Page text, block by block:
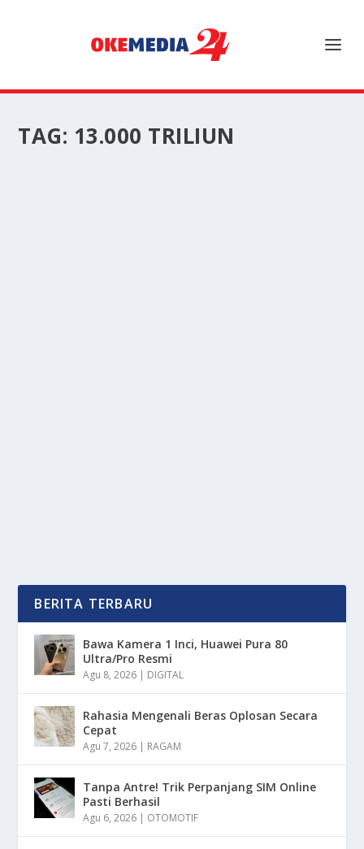
TAG: 13.000 TRILIUN
BERITA TERBARU
Bawa Kamera 1 Inci, Huawei Pura 80
Ultra/Pro Resmi
Agu 8, 2026 | DIGITAL
Rahasia Mengenali Beras Oplosan Secara
Cepat
Agu 7, 2026 | RAGAM
Tanpa Antre! Trik Perpanjang SIM Online
Pasti Berhasil
Agu 6, 2026 | OTOMOTIF